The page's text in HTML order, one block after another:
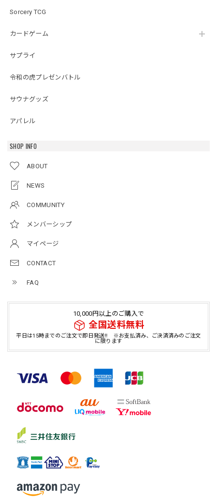
Sorcery TCG
カードゲーム
サプライ
令和の虎プレゼンバトル
サウナグッズ
アパレル
SHOP INFO
ABOUT
NEWS
COMMUNITY
メンバーシップ
マイページ
CONTACT
FAQ
10,000円以上のご購入で
全国送料無料
平日は15時までのご注文で即日発送!! ※お支払済み、ご決済済みのご注文
に限ります